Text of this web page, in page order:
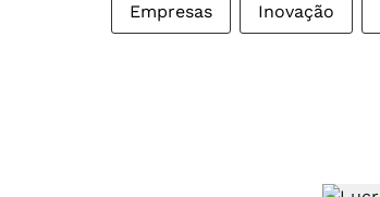
Empresas Inovação